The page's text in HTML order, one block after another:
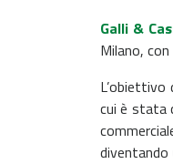
Galli &
Milano,
cui è stata
diventando